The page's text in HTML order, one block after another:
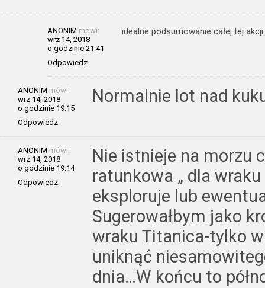
ANONIM mówi:
wrz 14, 2018
o godzinie 21:41
Odpowiedz
idealne podsumowanie całej tej akcji.
ANONIM mówi:
wrz 14, 2018
o godzinie 19:15
Odpowiedz
Normalnie lot nad
ANONIM mówi:
wrz 14, 2018
o godzinie 19:14
Odpowiedz
Nie istnieje na morzu
ratunkowa „ dla
eksploruje lub
Sugerowałbym jako
wraku Titanica-tylko
uniknąć
dnia…W końcu to